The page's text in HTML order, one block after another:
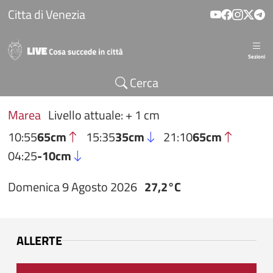
Salta al contenuto principale
Citta di Venezia
Sezioni
Cerca
Marea Livello attuale: + 1 cm
10:5565cm 15:3535cm 21:1065cm
04:25-10cm
Domenica 9 Agosto 2026 27,2°C
ALLERTE